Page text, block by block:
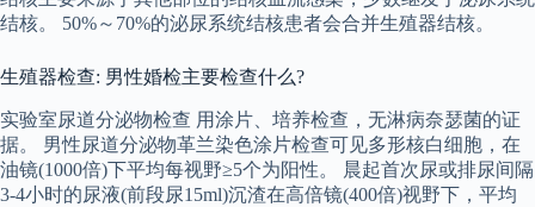
结核。 50%～70%的泌尿系统结核患者会合并生殖器结核。
生殖器检查: 男性婚检主要检查什么?
实验室尿道分泌物检查 用涂片、培养检查，无淋病奈瑟菌的证
据。 男性尿道分泌物革兰染色涂片检查可见多形核白细胞，在
油镜(1000倍)下平均每视野≥5个为阳性。 晨起首次尿或排尿间隔
3-4小时的尿液(前段尿15ml)沉渣在高倍镜(400倍)视野下，平均